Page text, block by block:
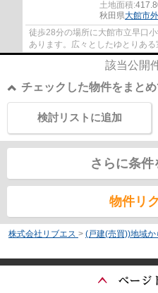
土地面積:
秋田県大館市
徒歩28分の場所に大館市立早口
あります。広々としたゆとりあ
ビングと和室の両方が隣同士にあ
該当公開
チェックした物件をまとめ
検討リストに追加
さらに条
物件リ
株式会社リブエス > (戸建(売買))地域か